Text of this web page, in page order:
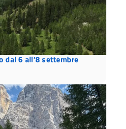
dal 6 all’8 settembre